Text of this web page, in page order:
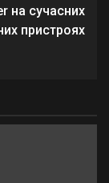
на сучасних
пристроях